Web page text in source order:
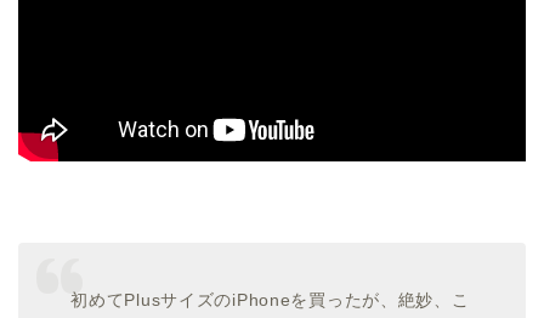
初めてPlusサイズのiPhoneを買ったが、絶妙、こ